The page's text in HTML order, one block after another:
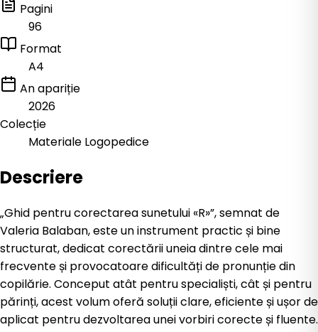
Pagini
96
Format
A4
An apariție
2026
Colecție
Materiale Logopedice
Descriere
„Ghid pentru corectarea sunetului «R»”, semnat de
Valeria Balaban, este un instrument practic și bine
structurat, dedicat corectării uneia dintre cele mai
frecvente și provocatoare dificultăți de pronunție din
copilărie. Conceput atât pentru specialiști, cât și pentru
părinți, acest volum oferă soluții clare, eficiente și ușor de
aplicat pentru dezvoltarea unei vorbiri corecte și fluente.